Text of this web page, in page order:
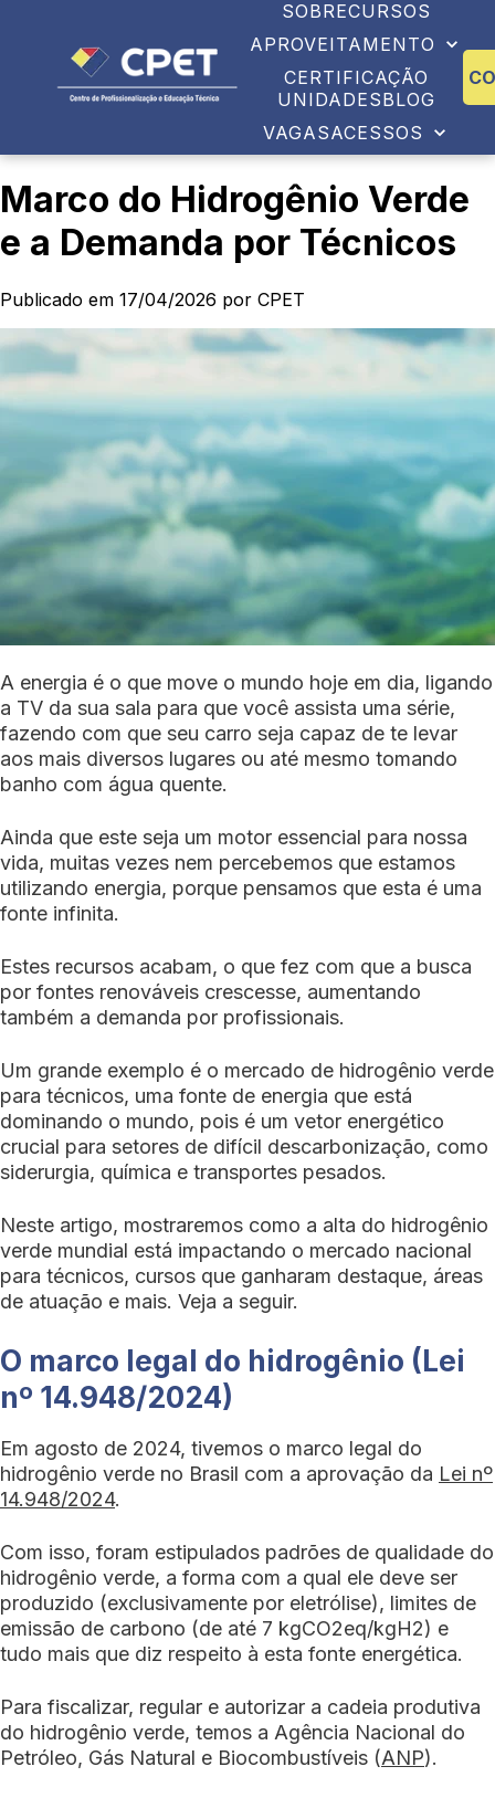
SOBRECURSOS
APROVEITAMENTO
CERTIFICAÇÃO
UNIDADESBLOG
VAGASACESSOS
Marco do Hidrogênio Verde
e a Demanda por Técnicos
Publicado em 17/04/2026 por CPET
A energia é o que move o mundo hoje em dia, ligando
a TV da sua sala para que você assista uma série,
fazendo com que seu carro seja capaz de te levar
aos mais diversos lugares ou até mesmo tomando
banho com água quente.
Ainda que este seja um motor essencial para nossa
vida, muitas vezes nem percebemos que estamos
utilizando energia, porque pensamos que esta é uma
fonte infinita.
Estes recursos acabam, o que fez com que a busca
por fontes renováveis crescesse, aumentando
também a demanda por profissionais.
Um grande exemplo é o mercado de hidrogênio verde
para técnicos, uma fonte de energia que está
dominando o mundo, pois é um vetor energético
crucial para setores de difícil descarbonização, como
siderurgia, química e transportes pesados.
Neste artigo, mostraremos como a alta do hidrogênio
verde mundial está impactando o mercado nacional
para técnicos, cursos que ganharam destaque, áreas
de atuação e mais. Veja a seguir.
O marco legal do hidrogênio (Lei
nº 14.948/2024)
Em agosto de 2024, tivemos o marco legal do
hidrogênio verde no Brasil com a aprovação da Lei nº
14.948/2024.
Com isso, foram estipulados padrões de qualidade do
hidrogênio verde, a forma com a qual ele deve ser
produzido (exclusivamente por eletrólise), limites de
emissão de carbono (de até 7 kgCO2eq/kgH2) e
tudo mais que diz respeito à esta fonte energética.
Para fiscalizar, regular e autorizar a cadeia produtiva
do hidrogênio verde, temos a Agência Nacional do
Petróleo, Gás Natural e Biocombustíveis (ANP).